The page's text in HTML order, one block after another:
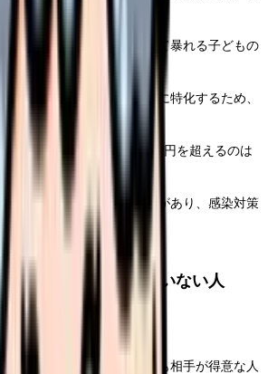
になることがある：
泣いて暴れる子どもの
的にも負担
につかない：
耳・鼻・喉に特化するため、
くなる
日勤のみの場合、年収480万円を超えるのは
鼻汁・唾液への曝露リスクがあり、感染対策
いている人・向いていない人
小児患者が多いため、子ども相手が得意な人